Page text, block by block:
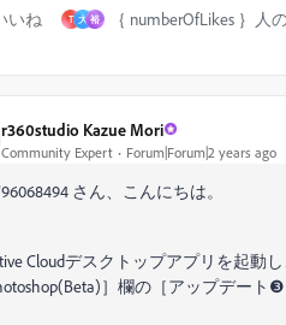
いね T 大 裕 ｛ numberOfLikes ｝人
r360studio Kazue Mori
Community Expert Forum|Forum|2 years ago
さん、こんにちは。
Cloudデスクトップアプリを起
］欄の［アップデー